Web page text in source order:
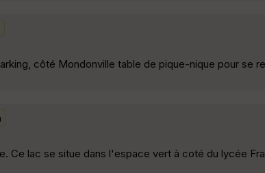
côté Mondonville table de pique-nique pour se
Ce lac se situe dans l'espace vert à coté du lycée